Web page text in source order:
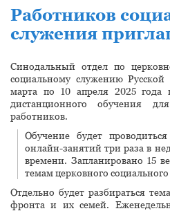
Работников
служения
Синодальный отдел по
социальному служению
марта по 10 апреля 2025 года
дистанционного обучения
работников.
Обучение будет
онлайн-занятий три раза в
времени. Запланировано 15
темам церковного
Отдельно будет разбираться
фронта и их семей.